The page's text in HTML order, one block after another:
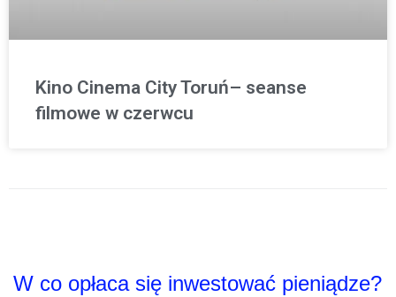
Kino Cinema City Toruń– seanse
filmowe w czerwcu
W co opłaca się inwestować pieniądze?